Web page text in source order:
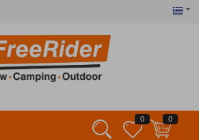
0 0